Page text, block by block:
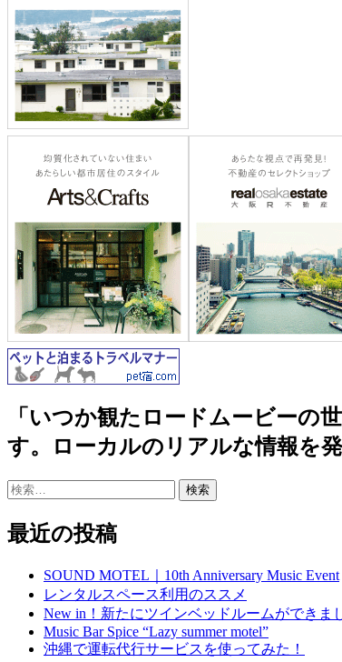
「いつか観たロードムービーの
す。ローカルのリアルな情報を
検
最近の投稿
SOUND MOTEL｜10th Anniversary Music Event
レンタルスペース利用のススメ
New in！新たにツインベッドルームができま
Music Bar Spice “Lazy summer motel”
沖縄で運転代行サービスを使ってみた！